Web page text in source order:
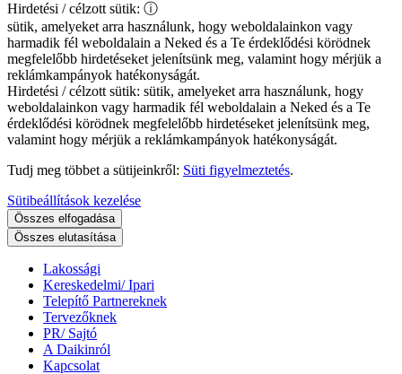
Hirdetési / célzott sütik: ⓘ
sütik, amelyeket arra használunk, hogy weboldalainkon vagy
harmadik fél weboldalain a Neked és a Te érdeklődési körödnek
megfelelőbb hirdetéseket jelenítsünk meg, valamint hogy mérjük a
reklámkampányok hatékonyságát.
Hirdetési / célzott sütik: sütik, amelyeket arra használunk, hogy
weboldalainkon vagy harmadik fél weboldalain a Neked és a Te
érdeklődési körödnek megfelelőbb hirdetéseket jelenítsünk meg,
valamint hogy mérjük a reklámkampányok hatékonyságát.
Tudj meg többet a sütijeinkről: Süti figyelmeztetés.
Sütibeállítások kezelése
Összes elfogadása
Összes elutasítása
Lakossági
Kereskedelmi/ Ipari
Telepítő Partnereknek
Tervezőknek
PR/ Sajtó
A Daikinról
Kapcsolat